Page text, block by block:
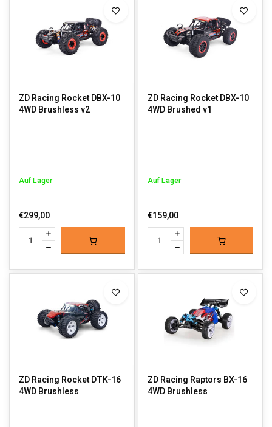
ZD Racing Rocket DBX-10
4WD Brushless v2
Auf Lager
€299,00
ZD Racing Rocket DBX-10
4WD Brushed v1
Auf Lager
€159,00
ZD Racing Rocket DTK-16
4WD Brushless
ZD Racing Raptors BX-16
4WD Brushless